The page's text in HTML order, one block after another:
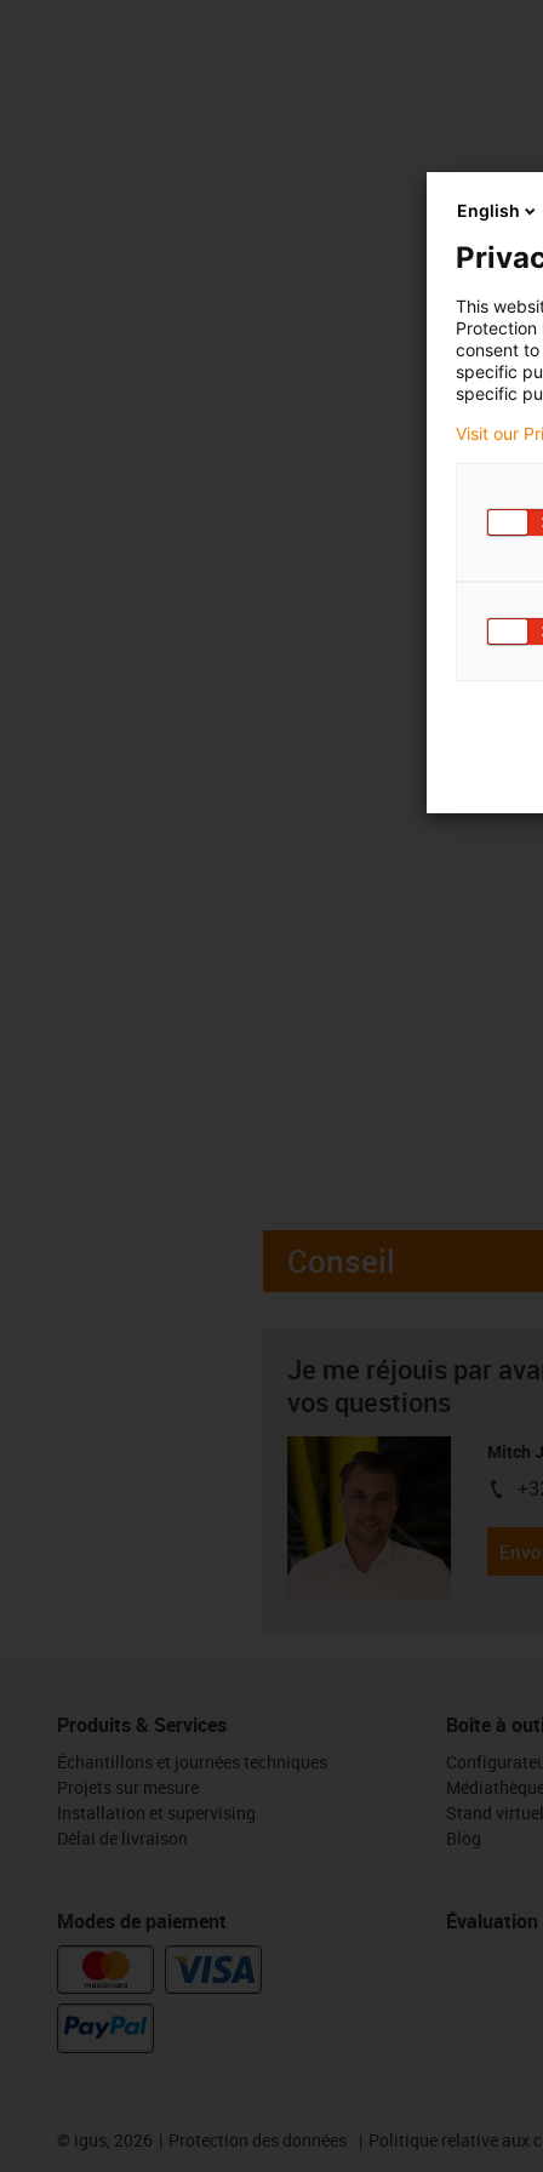
Conseil
Je me réjouis par
vos questions
Mitch
igus-
Produits & Services
Échantillons et journées techniques
Projets sur mesure
Installation et supervising
Délai de livraison
Modes de paiement
Boîte à
Stand virtuel
Blog
Évaluation
© igus, 2026 Protection des données Politique relative aux
English
This
Protection
consent
specific
specific
Visit our